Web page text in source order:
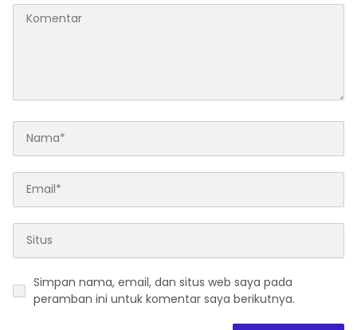
Simpan nama, email, dan situs web saya pada
peramban ini untuk komentar saya berikutnya.